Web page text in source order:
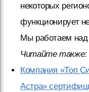
некоторых
функционирует
Мы работаем над
Читайте также:
Компания «Топ
Астра»